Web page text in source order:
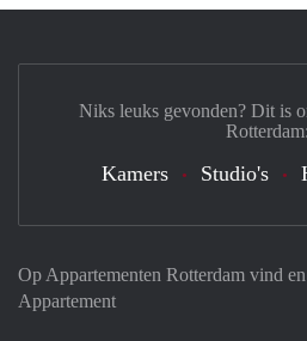
Op Appartementen Rotterdam vind
Appartement
Niks leuks gevonden? Dit is
Rotterdam:
Kamers Studio's